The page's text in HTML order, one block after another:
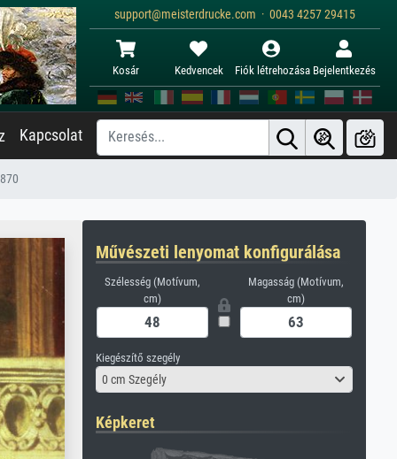
support@meisterdrucke.com · 0043 4257 29415
Kosár Kedvencek Fiók létrehozása Bejelentkezés
Kapcsolat
Művészeti lenyomat konfigurálása
Szélesség (Motívum,
cm)
Magasság (Motívum,
cm)
Kiegészítő szegély
0 cm Szegély
Képkeret